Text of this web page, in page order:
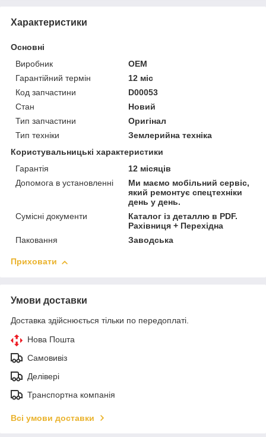
Характеристики
Основні
Виробник
OEM
Гарантійний термін
12 міс
Код запчастини
D00053
Стан
Новий
Тип запчастини
Оригінал
Тип техніки
Землерийна техніка
Користувальницькі характеристики
Гарантія
12 місяців
Допомога в установленні
Ми маємо мобільний сервіс,
який ремонтує спецтехніки
день у день.
Сумісні документи
Каталог із деталлю в PDF.
Рахівниця + Перехідна
Паковання
Заводська
Приховати
Умови доставки
Доставка здійснюється тільки по передоплаті.
Нова Пошта
Самовивіз
Делівері
Транспортна компанія
Всі умови доставки